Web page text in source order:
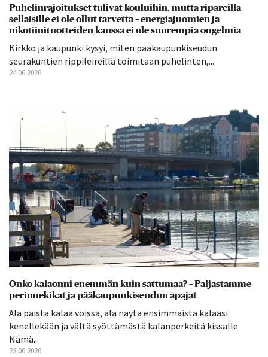
Puhelinrajoitukset tulivat kouluihin, mutta ripareilla
sellaisille ei ole ollut tarvetta – energiajuomien ja
nikotiinituotteiden kanssa ei ole suurempia ongelmia
Kirkko ja kaupunki kysyi, miten pääkaupunkiseudun
seurakuntien rippileireillä toimitaan puhelinten,...
24.06.2026
Onko kalaonni enemmän kuin sattumaa? – Paljastamme
perinnekikat ja pääkaupunkiseudun apajat
Älä paista kalaa voissa, älä näytä ensimmäistä kalaasi
kenellekään ja vältä syöttämästä kalanperkeitä kissalle.
Nämä...
23.06.2026